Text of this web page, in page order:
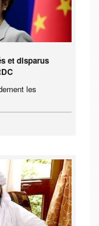
et disparus
les